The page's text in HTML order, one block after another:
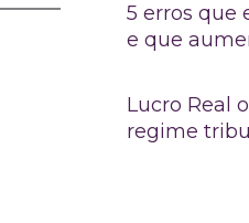
5 erros que
e que
Lucro Real
regime